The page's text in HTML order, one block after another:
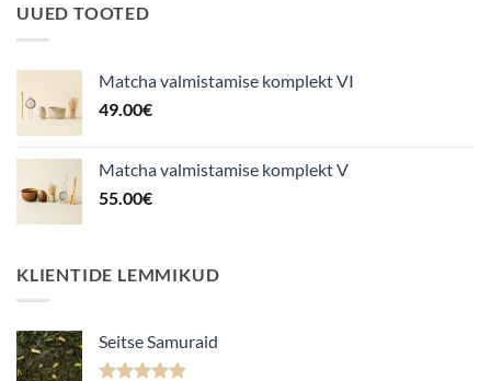
UUED TOOTED
Matcha valmistamise komplekt VI
49.00€
Matcha valmistamise komplekt V
55.00€
KLIENTIDE LEMMIKUD
Seitse Samuraid